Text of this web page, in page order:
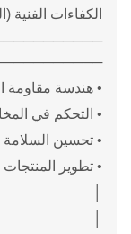
الكفاءات الفنية
• هندسة مقاومة
• التحكم في
• تحسين السلامة
• تطوير